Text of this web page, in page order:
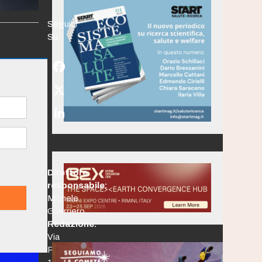
Seguici
Su:
Facebook
Twitter
(deprecated)
LinkedIn
Direttore
responsabile:
Michele
Guerriero
Redazione:
Via
Po,